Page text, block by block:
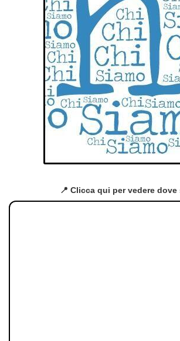
📍 Clicca qui per vedere dove